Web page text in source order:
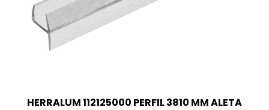
HERRALUM 112125000 PERFIL 3810 MM ALETA